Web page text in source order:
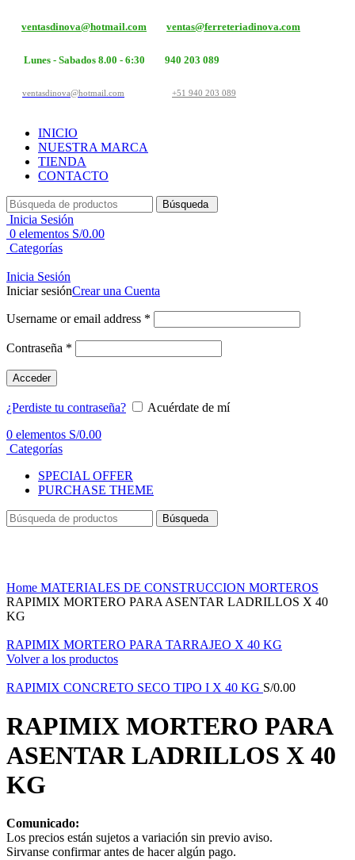
ventasdinova@hotmail.com ventas@ferreteriadinova.com
Lunes - Sabados 8.00 - 6:30 940 203 089
ventasdinova@hotmail.com +51 940 203 089
INICIO
NUESTRA MARCA
TIENDA
CONTACTO
Búsqueda
Inicia Sesión
0 elementos S/0.00
Categorías
Inicia Sesión
Iniciar sesiónCrear una Cuenta
Username or email address *
Contraseña *
Acceder
¿Perdiste tu contraseña?
Acuérdate de mí
0 elementos S/0.00
Categorías
SPECIAL OFFER
PURCHASE THEME
Búsqueda
Home MATERIALES DE CONSTRUCCION MORTEROS
RAPIMIX MORTERO PARA ASENTAR LADRILLOS X 40
KG
RAPIMIX MORTERO PARA TARRAJEO X 40 KG
Volver a los productos
RAPIMIX CONCRETO SECO TIPO I X 40 KG S/0.00
RAPIMIX MORTERO PARA
ASENTAR LADRILLOS X 40
KG
Comunicado:
Los precios están sujetos a variación sin previo aviso.
Sirvanse confirmar antes de hacer algún pago.